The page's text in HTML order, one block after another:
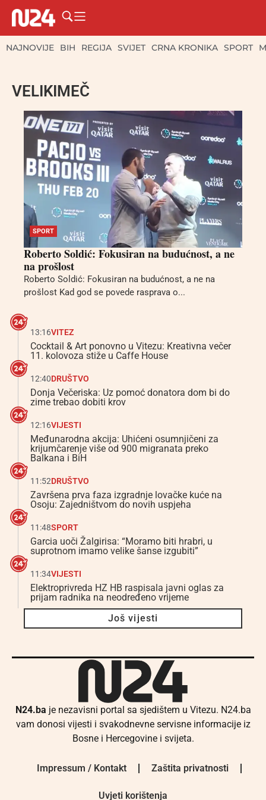
NAJNOVIJE BIH REGIJA SVIJET CRNA KRONIKA SPORT
VELIKIMEČ
SPORT
Roberto Soldić: Fokusiran na budućnost, a ne
na prošlost
Roberto Soldić: Fokusiran na budućnost, a ne na
prošlost Kad god se povede rasprava o...
13:16VITEZ
Cocktail & Art ponovno u Vitezu: Kreativna večer
11. kolovoza stiže u Caffe House
12:40DRUŠTVO
Donja Večeriska: Uz pomoć donatora dom bi do
zime trebao dobiti krov
12:16VIJESTI
Međunarodna akcija: Uhićeni osumnjičeni za
krijumčarenje više od 900 migranata preko
Balkana i BiH
11:52DRUŠTVO
Završena prva faza izgradnje lovačke kuće na
Osoju: Zajedništvom do novih uspjeha
11:48SPORT
Garcia uoči Žalgirisa: “Moramo biti hrabri, u
suprotnom imamo velike šanse izgubiti”
11:34VIJESTI
Elektroprivreda HZ HB raspisala javni oglas za
prijam radnika na neodređeno vrijeme
Još vijesti
N24.ba je nezavisni portal sa sjedištem u Vitezu. N24.ba
vam donosi vijesti i svakodnevne servisne informacije iz
Bosne i Hercegovine i svijeta.
Impressum / Kontakt Zaštita privatnosti
Uvjeti korištenja